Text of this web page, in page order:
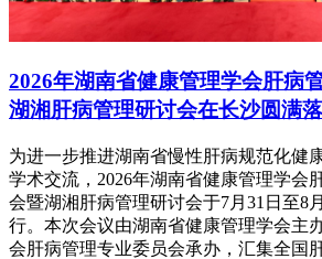
2026年湖南省健康管理学会肝病
湖湘肝病管理研讨会在长沙圆满
为进一步推进湖南省慢性肝病规范化健
学术交流，2026年湖南省健康管理学会
会暨湖湘肝病管理研讨会于7月31日至8
行。本次会议由湖南省健康管理学会主
会肝病管理专业委员会承办，汇集全国